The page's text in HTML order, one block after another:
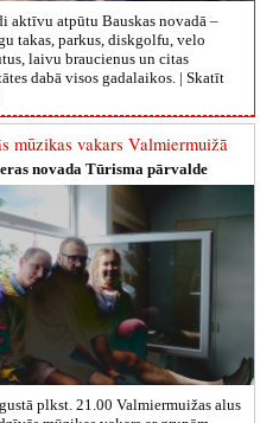
aktīvu atpūtu Bauskas novadā –
takas, parkus, diskgolfu, velo
laivu braucienus un citas
dabā visos gadalaikos. | Skatīt
mūzikas vakars Valmiermuižā
novada Tūrisma pārvalde
plkst. 21.00 Valmiermuižas alus